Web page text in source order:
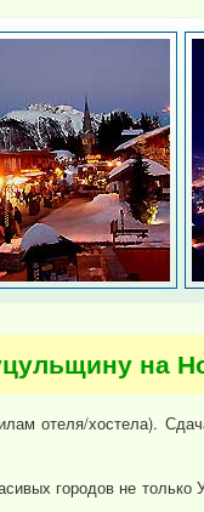
на
отеля/хостела).
городов не